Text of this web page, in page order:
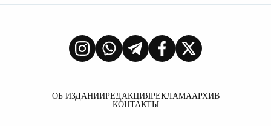
ОБ ИЗДАНИИРЕДАКЦИЯРЕКЛАМААРХИВ
КОНТАКТЫ